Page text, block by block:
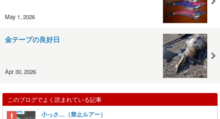
May 1, 2026
金テープの良好日
Apr 30, 2026
このブログでよく読まれている記事
小っさ…（禁止ルアー）